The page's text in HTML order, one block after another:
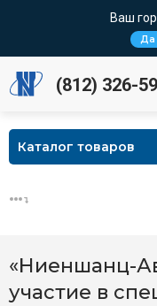
Ваш
Да
(812) 326-
Каталог товаров
«Ниеншанц-
участие в